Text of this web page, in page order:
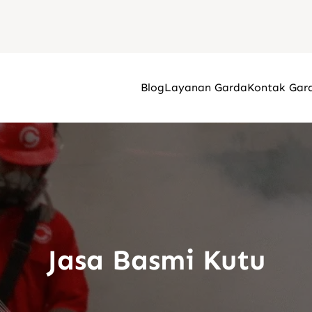
BlogLayanan GardaKontak
Jasa Basmi Kutu